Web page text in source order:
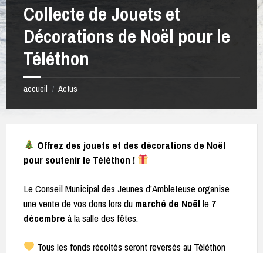
Collecte de Jouets et
Décorations de Noël pour le
Téléthon
accueil / Actus
Offrez des jouets et des décorations de Noël
pour soutenir le Téléthon !
Le Conseil Municipal des Jeunes d’Ambleteuse organise
une vente de vos dons lors du marché de Noëlle 7
décembre à la salle des fêtes.
Tous les fonds récoltés seront reversés au Téléthon